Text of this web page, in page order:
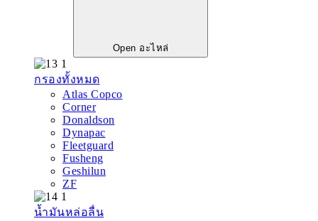
Open อะไหล่
กรองทั้งหมด
Atlas Copco
Corner
Donaldson
Dynapac
Fleetguard
Fusheng
Geshilun
ZF
น้ำมันหล่อลื่น